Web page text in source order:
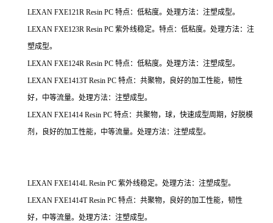
LEXAN FXE121R Resin PC 特点：低粘度。处理方法：注塑成型。
LEXAN FXE123R Resin PC 紫外线稳定。特点：低粘度。处理方法：注
塑成型。
LEXAN FXE124R Resin PC 特点：低粘度。处理方法：注塑成型。
LEXAN FXE1413T Resin PC 特点：共聚物，良好的加工性能，韧性
好，中等流量。处理方法：注塑成型。
LEXAN FXE1414 Resin PC 特点：共聚物，球，快速成型周期，好脱模
剂，良好的加工性能，中等流量。处理方法：注塑成型。
LEXAN FXE1414L Resin PC 紫外线稳定。处理方法：注塑成型。
LEXAN FXE1414T Resin PC 特点：共聚物，良好的加工性能，韧性
好，中等流量。处理方法：注塑成型。